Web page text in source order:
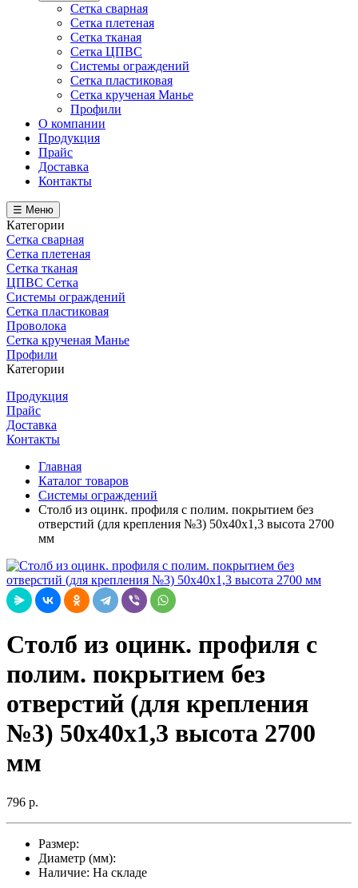
Сетка сварная
Сетка плетеная
Сетка тканая
Сетка ЦПВС
Системы ограждений
Сетка пластиковая
Сетка крученая Манье
Профили
О компании
Продукция
Прайс
Доставка
Контакты
☰ Меню
Категории
Сетка сварная
Сетка плетеная
Сетка тканая
ЦПВС Сетка
Системы ограждений
Сетка пластиковая
Проволока
Сетка крученая Манье
Профили
Категории
Продукция
Прайс
Доставка
Контакты
Главная
Каталог товаров
Системы ограждений
Столб из оцинк. профиля с полим. покрытием без
отверстий (для крепления №3) 50х40х1,3 высота 2700
мм
Столб из оцинк. профиля с
полим. покрытием без
отверстий (для крепления
№3) 50х40х1,3 высота 2700
мм
796 р.
Размер:
Диаметр (мм):
Наличие: На складе